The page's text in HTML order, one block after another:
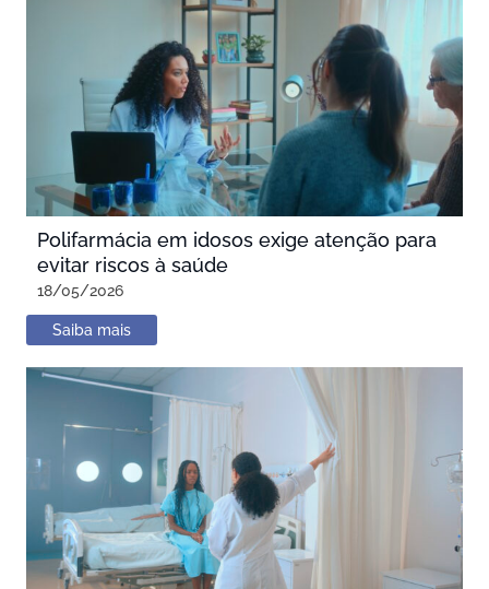
Polifarmácia em idosos exige atenção para
evitar riscos à saúde
18/05/2026
Saiba mais